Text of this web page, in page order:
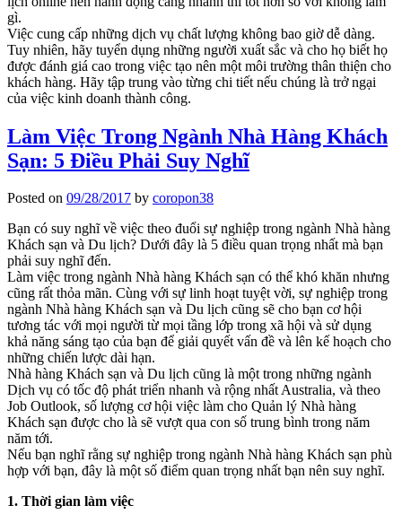
gì.
Việc cung cấp những dịch vụ chất lượng không bao giờ dễ dàng.
Tuy nhiên, hãy tuyển dụng những người xuất sắc và cho họ biết họ
được đánh giá cao trong việc tạo nên một môi trường thân thiện cho
khách hàng. Hãy tập trung vào từng chi tiết nếu chúng là trở ngại
của việc kinh doanh thành công.
Làm Việc Trong Ngành Nhà Hàng Khách
Sạn: 5 Điều Phải Suy Nghĩ
Posted on 09/28/2017 by coropon38
Bạn có suy nghĩ về việc theo đuổi sự nghiệp trong ngành Nhà hàng
Khách sạn và Du lịch? Dưới đây là 5 điều quan trọng nhất mà bạn
phải suy nghĩ đến.
Làm việc trong ngành Nhà hàng Khách sạn có thể khó khăn nhưng
cũng rất thỏa mãn. Cùng với sự linh hoạt tuyệt vời, sự nghiệp trong
ngành Nhà hàng Khách sạn và Du lịch cũng sẽ cho bạn cơ hội
tương tác với mọi người từ mọi tầng lớp trong xã hội và sử dụng
khả năng sáng tạo của bạn để giải quyết vấn đề và lên kế hoạch cho
những chiến lược dài hạn.
Nhà hàng Khách sạn và Du lịch cũng là một trong những ngành
Dịch vụ có tốc độ phát triển nhanh và rộng nhất Australia, và theo
Job Outlook, số lượng cơ hội việc làm cho Quản lý Nhà hàng
Khách sạn được cho là sẽ vượt qua con số trung bình trong năm
năm tới.
Nếu bạn nghĩ rằng sự nghiệp trong ngành Nhà hàng Khách sạn phù
hợp với bạn, đây là một số điểm quan trọng nhất bạn nên suy nghĩ.
1. Thời gian làm việc